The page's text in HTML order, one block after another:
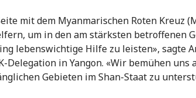
mit dem Myanmarischen Roten Kreuz
um in den am stärksten betroffenen
lebenswichtige Hilfe zu leisten», sagte
Delegation in Yangon. «Wir bemühen uns
Gebieten im Shan-Staat zu